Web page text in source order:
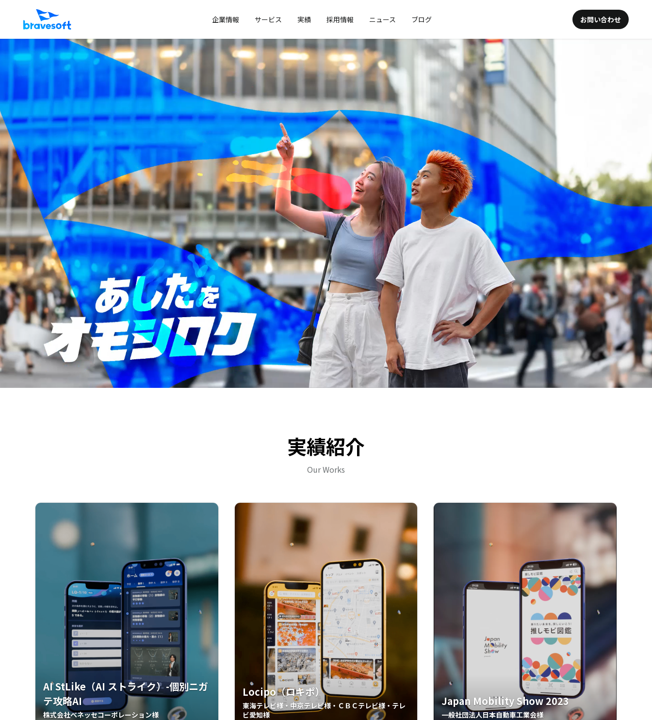
企業情報 サービス 実績 採用情報 ニュース ブログ お問い合わせ
実績紹介
Our Works
AI StLike（AI ストライク）-個別ニガ
テ攻略AI
株式会社ベネッセコーポレーション様
Locipo（ロキポ）
東海テレビ様・中京テレビ様・ＣＢＣテレビ様・テレ
ビ愛知様
Japan Mobility Show 2023
一般社団法人日本自動車工業会様